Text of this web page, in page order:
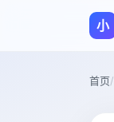
小
首页/